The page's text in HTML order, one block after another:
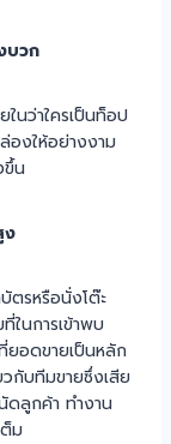
บวก
นว่าใครเป็นท็อป
องให้อย่างงาม
ขึ้น
ง
ตรหรือนั่งโต๊ะ
ในการเข้าพบ
ยอดขายเป็นหลัก
กับทีมขายซึ่งเสีย
ดลูกค้า ทำงาน
ม